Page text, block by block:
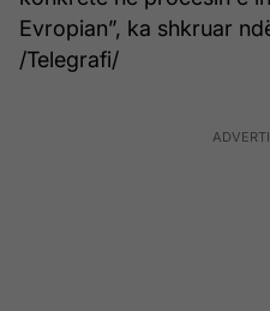
Evropian”, ka shkruar
/Telegrafi/